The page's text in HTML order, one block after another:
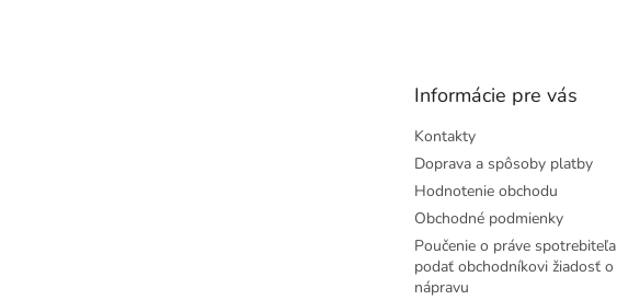
Informácie pre vás
Kontakty
Doprava a spôsoby platby
Hodnotenie obchodu
Obchodné podmienky
Poučenie o práve spotrebiteľa
podať obchodníkovi žiadosť o
nápravu